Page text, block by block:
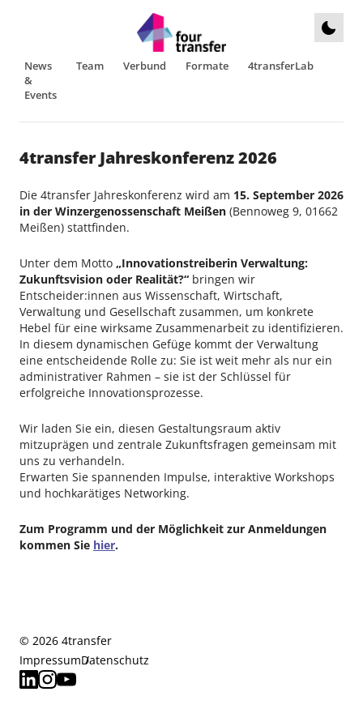
News
&
Events
Team Verbund Formate 4transferLab
4transfer Jahreskonferenz 2026
Die 4transfer Jahreskonferenz wird am 15. September 2026
in der Winzergenossenschaft Meißen (Bennoweg 9, 01662
Meißen) stattfinden.
Unter dem Motto „Innovationstreiberin Verwaltung:
Zukunftsvision oder Realität?“ bringen wir
Entscheider:innen aus Wissenschaft, Wirtschaft,
Verwaltung und Gesellschaft zusammen, um konkrete
Hebel für eine wirksame Zusammenarbeit zu identifizieren.
In diesem dynamischen Gefüge kommt der Verwaltung
eine entscheidende Rolle zu: Sie ist weit mehr als nur ein
administrativer Rahmen – sie ist der Schlüssel für
erfolgreiche Innovationsprozesse.
Wir laden Sie ein, diesen Gestaltungsraum aktiv
mitzuprägen und zentrale Zukunftsfragen gemeinsam mit
uns zu verhandeln.
Erwarten Sie spannenden Impulse, interaktive Workshops
und hochkarätiges Networking.
Zum Programm und der Möglichkeit zur Anmeldungen
kommen Sie hier.
© 2026 4transfer
ImpressumDatenschutz